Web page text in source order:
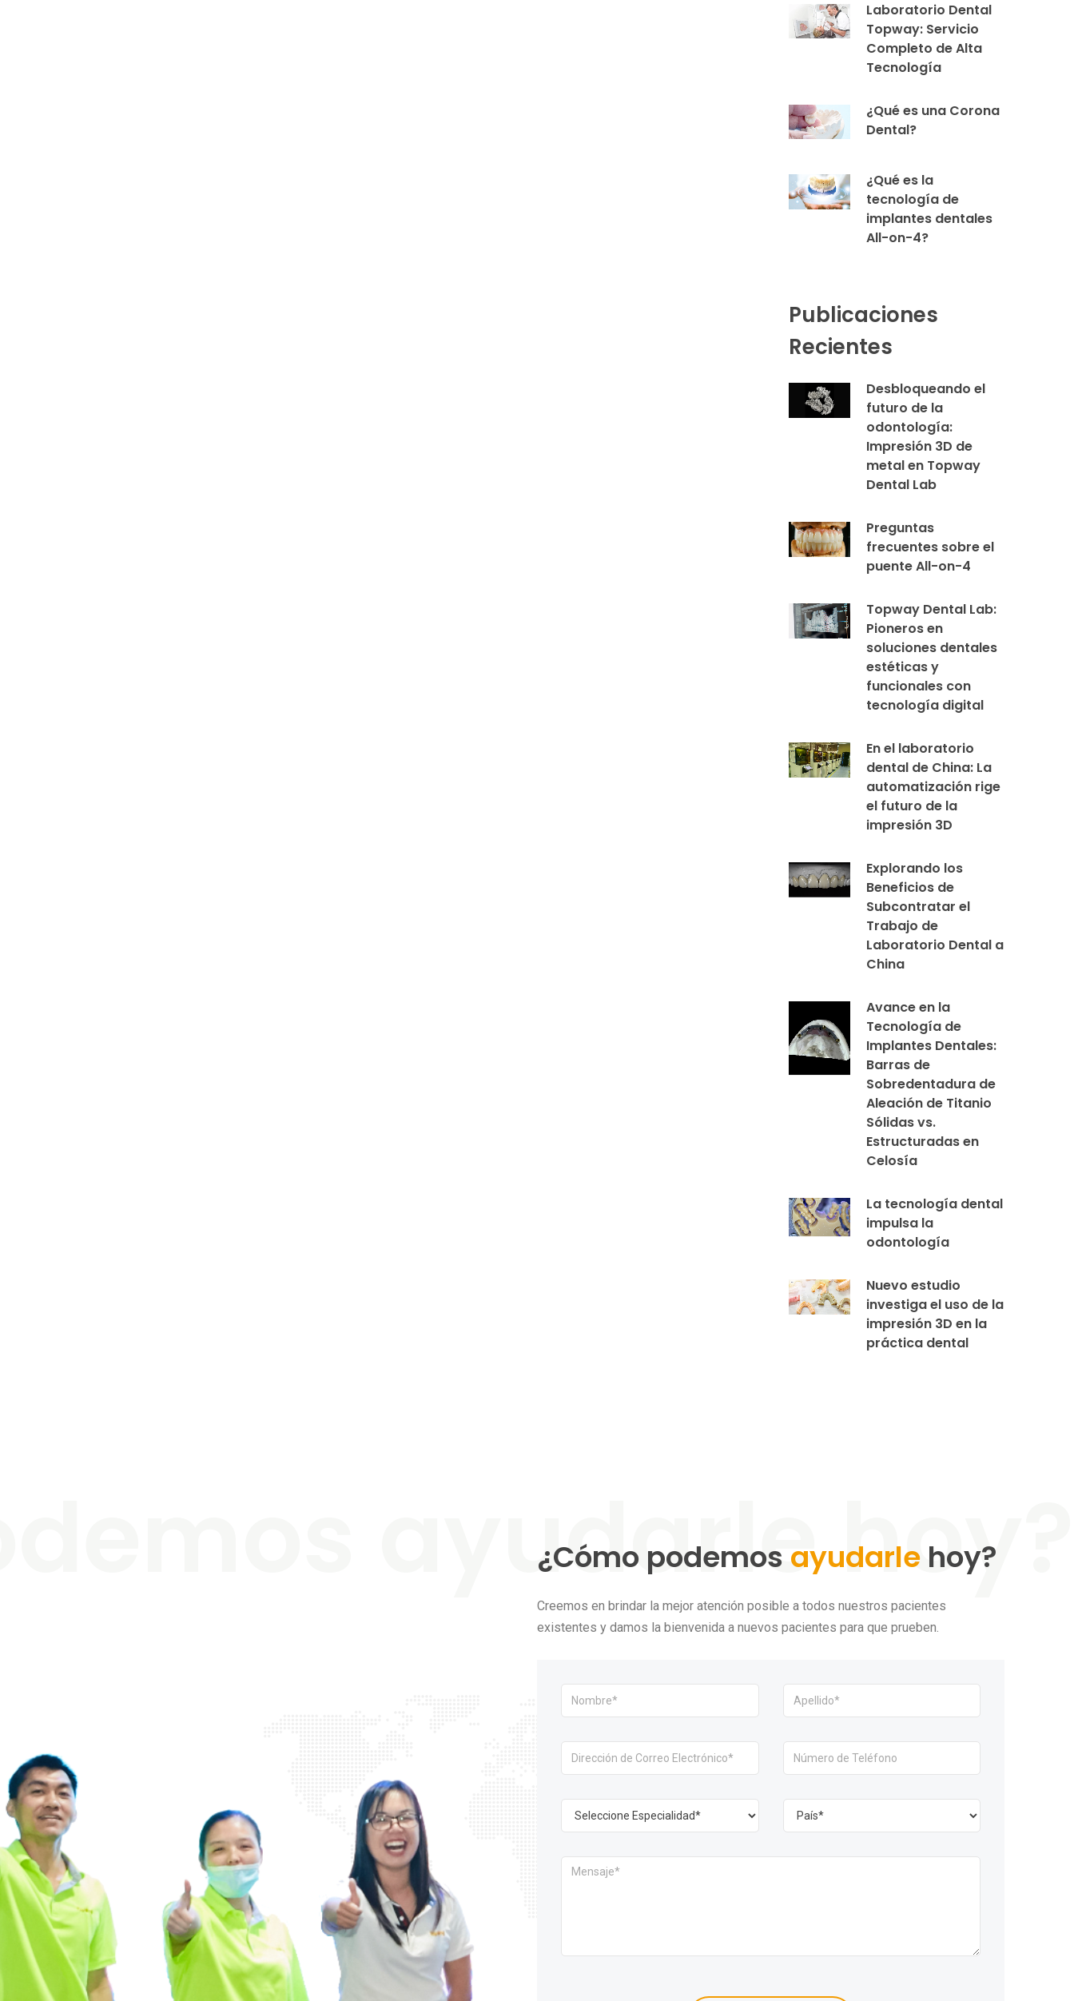
Laboratorio Dental
Topway: Servicio
Completo de Alta
Tecnología
¿Qué es una Corona
Dental?
¿Qué es la
tecnología de
implantes dentales
All-on-4?
Publicaciones
Recientes
Desbloqueando el
futuro de la
odontología:
Impresión 3D de
metal en Topway
Dental Lab
Preguntas
frecuentes sobre el
puente All-on-4
Topway Dental Lab:
Pioneros en
soluciones dentales
estéticas y
funcionales con
tecnología digital
En el laboratorio
dental de China: La
automatización rige
el futuro de la
impresión 3D
Explorando los
Beneficios de
Subcontratar el
Trabajo de
Laboratorio Dental a
China
Avance en la
Tecnología de
Implantes Dentales:
Barras de
Sobredentadura de
Aleación de Titanio
Sólidas vs.
Estructuradas en
Celosía
La tecnología dental
impulsa la
odontología
Nuevo estudio
investiga el uso de la
impresión 3D en la
práctica dental
¿Cómo podemos ayudarle hoy?
Creemos en brindar la mejor atención posible a todos nuestros pacientes
existentes y damos la bienvenida a nuevos pacientes para que prueben.